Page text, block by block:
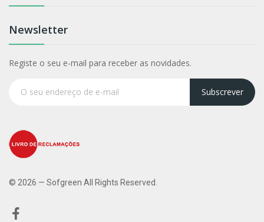
Newsletter
Registe o seu e-mail para receber as novidades.
Subscrever
© 2026 — Sofgreen All Rights Reserved.